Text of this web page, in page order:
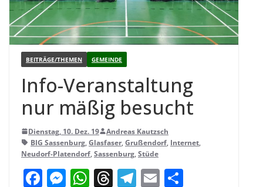
BEITRÄGE/THEMEN GEMEINDE
Info-Ver­an­stal­tung
nur mäßig besucht
Dienstag, 10. Dez. 19
Andreas Kautzsch
BIG Sassenburg, Glasfaser, Grußendorf, Internet,
Neudorf-Platendorf, Sassenburg, Stüde
F M W T T E